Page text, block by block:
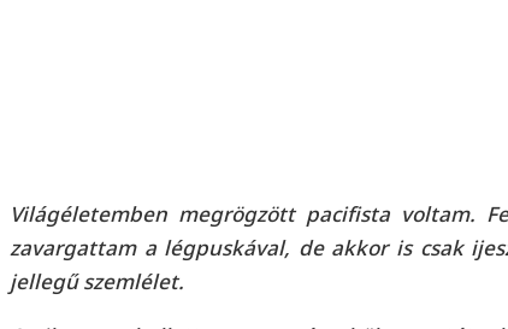
Világéletemben megrögzött pacifista voltam.
zavargattam a légpuskával, de akkor is csak
jellegű szemlélet.